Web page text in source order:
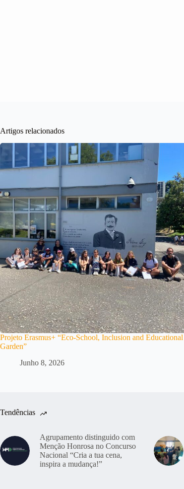
Artigos relacionados
Projeto Erasmus+ “Eco-School, Inclusion and Educational
Garden”
Junho 8, 2026
Tendências
Agrupamento distinguido com
Menção Honrosa no Concurso
Nacional “Cria a tua cena,
inspira a mudança!”